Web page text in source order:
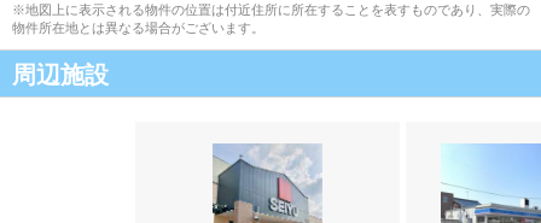
※地図上に表示される物件の位置は付近住所に所在することを表すものであり、実際の
物件所在地とは異なる場合がございます。
周辺施設